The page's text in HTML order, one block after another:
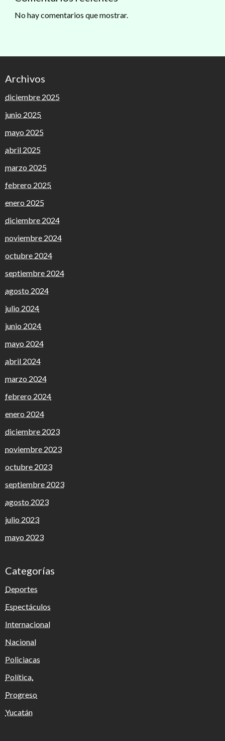
No hay comentarios que mostrar.
Archivos
diciembre 2025
junio 2025
mayo 2025
abril 2025
marzo 2025
febrero 2025
enero 2025
diciembre 2024
noviembre 2024
octubre 2024
septiembre 2024
agosto 2024
julio 2024
junio 2024
mayo 2024
abril 2024
marzo 2024
febrero 2024
enero 2024
diciembre 2023
noviembre 2023
octubre 2023
septiembre 2023
agosto 2023
julio 2023
mayo 2023
Categorías
Deportes
Espectáculos
Internacional
Nacional
Policiacas
Política.
Progreso
Yucatán